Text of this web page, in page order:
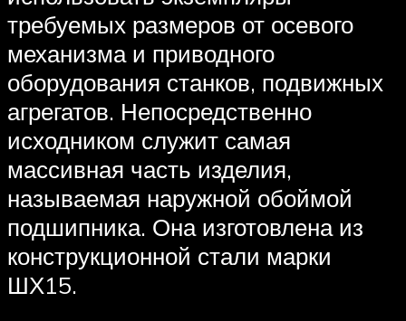
требуемых размеров от осевого
механизма и приводного
оборудования станков, подвижных
агрегатов. Непосредственно
исходником служит самая
массивная часть изделия,
называемая наружной обоймой
подшипника. Она изготовлена из
конструкционной стали марки
ШХ15.